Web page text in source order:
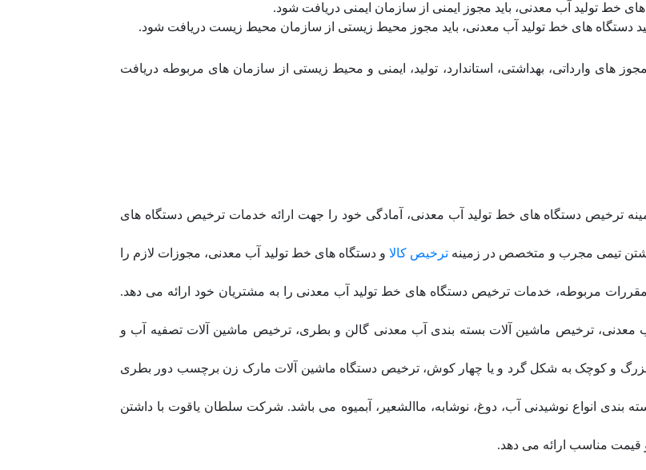
خط تولید آب معدنی، باید مجوز ایمنی از سازمان ایمنی دریافت شود.
دستگاه های خط تولید آب معدنی، باید مجوز محیط زیستی از سازمان محیط زیست دریافت شود.
های وارداتی، بهداشتی، استاندارد، تولید، ایمنی و محیط زیستی از سازمان های مربوطه دریافت
ترخیص دستگاه های خط تولید آب معدنی، آمادگی خود را جهت ارائه خدمات ترخیص دستگاه های
تیمی مجرب و متخصص در زمینه ترخیص کالا و دستگاه های خط تولید آب معدنی، مجوزات لازم را
مربوطه، خدمات ترخیص دستگاه های خط تولید آب معدنی را به مشتریان خود ارائه می دهد.
ترخیص ماشین آلات بسته بندی آب معدنی گالن و بطری، ترخیص ماشین آلات تصفیه آب و
و کوچک به شکل گرد و یا چهار کوش، ترخیص دستگاه ماشین آلات مارک زن برچسب دور بطری
انواع نوشیدنی آب، دوغ، نوشابه، ماالشعیر، آبمیوه می باشد. شرکت سلطان یاقوت با داشتن
مناسب ارائه می دهد.